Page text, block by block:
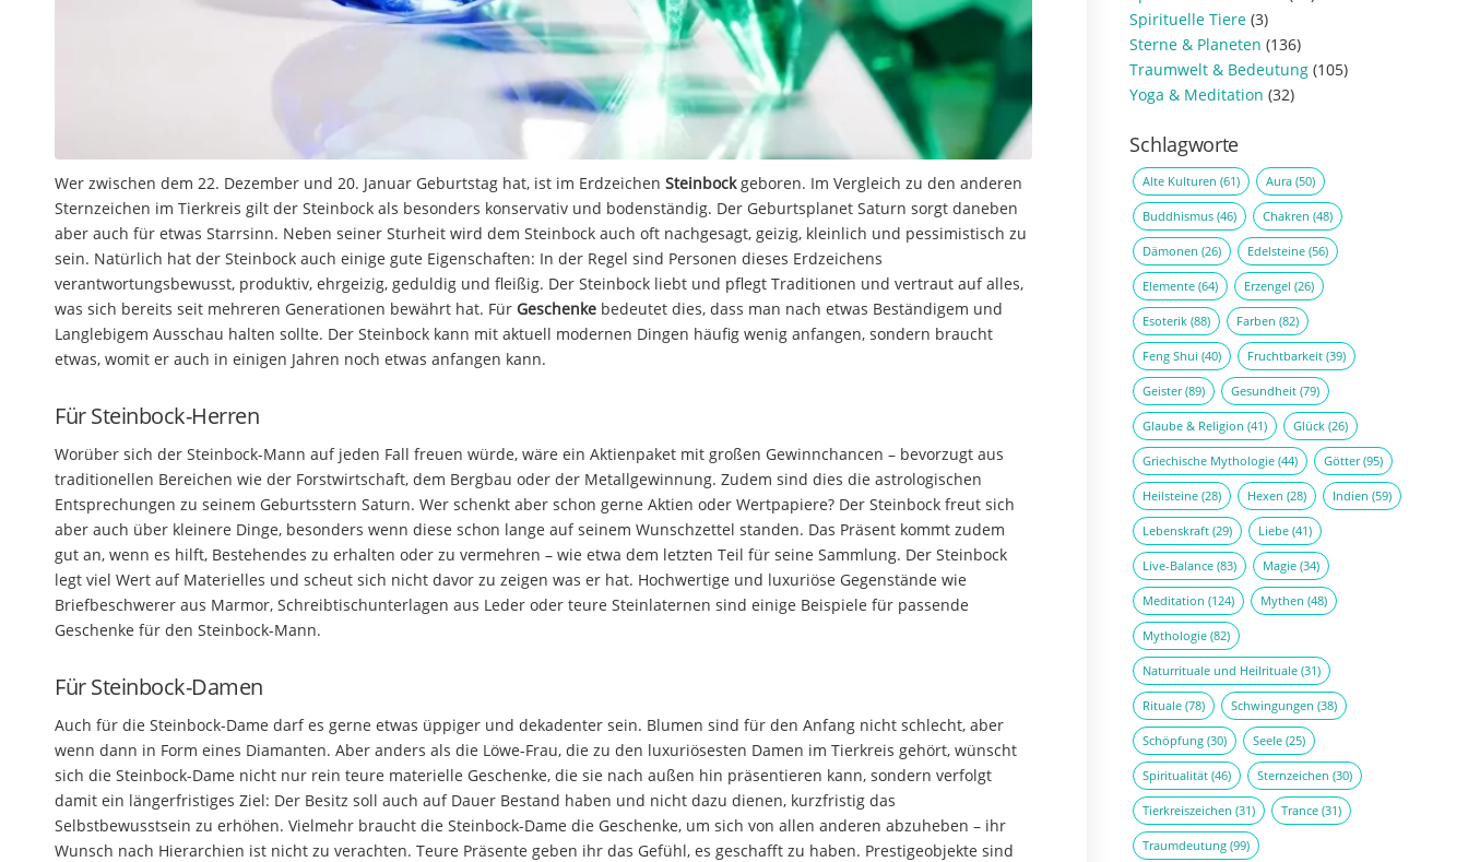
Wer zwischen dem 22. Dezember und 20. Januar Geburtstag hat, ist im Erdzeichen Steinbockgeboren. Im Vergleich zu den anderen
Sternzeichen im Tierkreis gilt der Steinbock als besonders konservativ und bodenständig. Der Geburtsplanet Saturn sorgt daneben
aber auch für etwas Starrsinn. Neben seiner Sturheit wird dem Steinbock auch oft nachgesagt, geizig, kleinlich und pessimistisch zu
sein. Natürlich hat der Steinbock auch einige gute Eigenschaften: In der Regel sind Personen dieses Erdzeichens
verantwortungsbewusst, produktiv, ehrgeizig, geduldig und fleißig. Der Steinbock liebt und pflegt Traditionen und vertraut auf alles,
was sich bereits seit mehreren Generationen bewährt hat. Für Geschenke bedeutet dies, dass man nach etwas Beständigem und
Langlebigem Ausschau halten sollte. Der Steinbock kann mit aktuell modernen Dingen häufig wenig anfangen, sondern braucht
etwas, womit er auch in einigen Jahren noch etwas anfangen kann.
Für Steinbock-Herren
Worüber sich der Steinbock-Mann auf jeden Fall freuen würde, wäre ein Aktienpaket mit großen Gewinnchancen – bevorzugt aus
traditionellen Bereichen wie der Forstwirtschaft, dem Bergbau oder der Metallgewinnung. Zudem sind dies die astrologischen
Entsprechungen zu seinem Geburtsstern Saturn. Wer schenkt aber schon gerne Aktien oder Wertpapiere? Der Steinbock freut sich
aber auch über kleinere Dinge, besonders wenn diese schon lange auf seinem Wunschzettel standen. Das Präsent kommt zudem
gut an, wenn es hilft, Bestehendes zu erhalten oder zu vermehren – wie etwa dem letzten Teil für seine Sammlung. Der Steinbock
legt viel Wert auf Materielles und scheut sich nicht davor zu zeigen was er hat. Hochwertige und luxuriöse Gegenstände wie
Briefbeschwerer aus Marmor, Schreibtischunterlagen aus Leder oder teure Steinlaternen sind einige Beispiele für passende
Geschenke für den Steinbock-Mann.
Für Steinbock-Damen
Auch für die Steinbock-Dame darf es gerne etwas üppiger und dekadenter sein. Blumen sind für den Anfang nicht schlecht, aber
wenn dann in Form eines Diamanten. Aber anders als die Löwe-Frau, die zu den luxuriösesten Damen im Tierkreis gehört, wünscht
sich die Steinbock-Dame nicht nur rein teure materielle Geschenke, die sie nach außen hin präsentieren kann, sondern verfolgt
damit ein längerfristiges Ziel: Der Besitz soll auch auf Dauer Bestand haben und nicht dazu dienen, kurzfristig das
Selbstbewusstsein zu erhöhen. Vielmehr braucht die Steinbock-Dame die Geschenke, um sich von allen anderen abzuheben – ihr
Wunsch nach Hierarchien ist nicht zu verachten. Teure Präsente geben ihr das Gefühl, es geschafft zu haben. Prestigeobjekte sind
Spirituelle Tiere (3)
Sterne & Planeten (136)
Traumwelt & Bedeutung (105)
Yoga & Meditation (32)
Schlagworte
Alte Kulturen (61) Aura (50)
Buddhismus (46) Chakren (48)
Dämonen (26) Edelsteine (56)
Elemente (64) Erzengel (26)
Esoterik (88) Farben (82)
Feng Shui (40) Fruchtbarkeit (39)
Geister(89) Gesundheit (79)
Glaube & Religion (41) Glück (26)
Griechische Mythologie (44) Götter(95)
Heilsteine (28) Hexen (28) Indien (59)
Lebenskraft (29) Liebe (41)
Live-Balance (83) Magie (34)
Meditation (124) Mythen (48)
Mythologie (82)
Naturrituale und Heilrituale (31)
Rituale (78) Schwingungen (38)
Schöpfung (30) Seele (25)
Spiritualität (46) Sternzeichen (30)
Tierkreiszeichen (31) Trance (31)
Traumdeutung (99)